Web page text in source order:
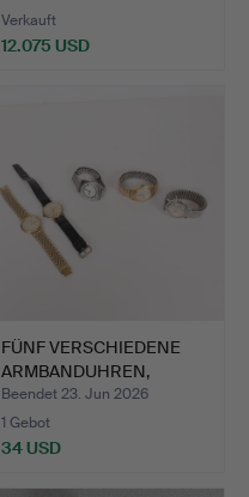
Verkauft
12.075 USD
FÜNF VERSCHIEDENE
ARMBANDUHREN,
BESTEHEND …
Beendet 23. Jun 2026
1 Gebot
34 USD